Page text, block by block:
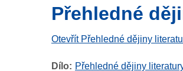
Přehledné
Otevřít Přehledné dějiny
Dílo
Přehledné dějiny